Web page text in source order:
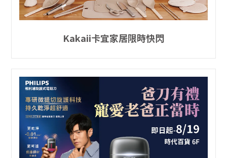
Kakaii卡宜家居限時快閃